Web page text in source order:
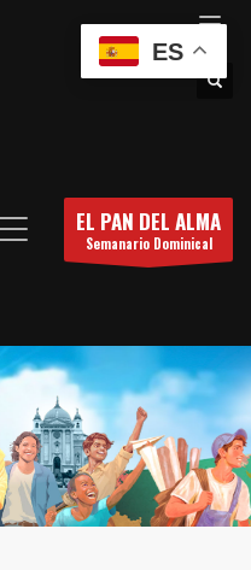
EL PAN DEL ALMA
Semanario Dominical
ES